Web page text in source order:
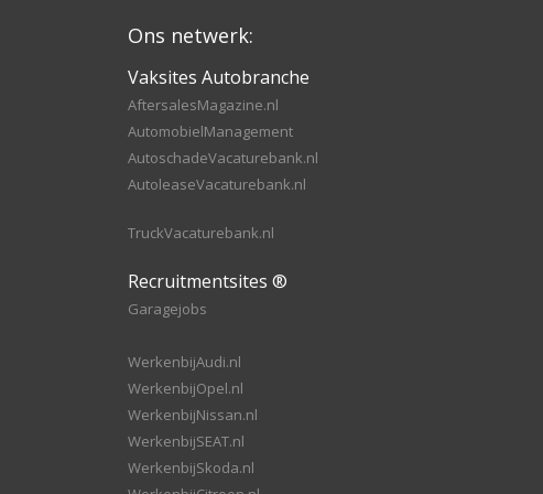
Ons netwerk:
Vaksites Autobranche
AftersalesMagazine.nl
AutomobielManagement
AutoschadeVacaturebank.nl
AutoleaseVacaturebank.nl
TruckVacaturebank.nl
Recruitmentsites ®
Garagejobs
WerkenbijAudi.nl
WerkenbijOpel.nl
WerkenbijNissan.nl
WerkenbijSEAT.nl
WerkenbijSkoda.nl